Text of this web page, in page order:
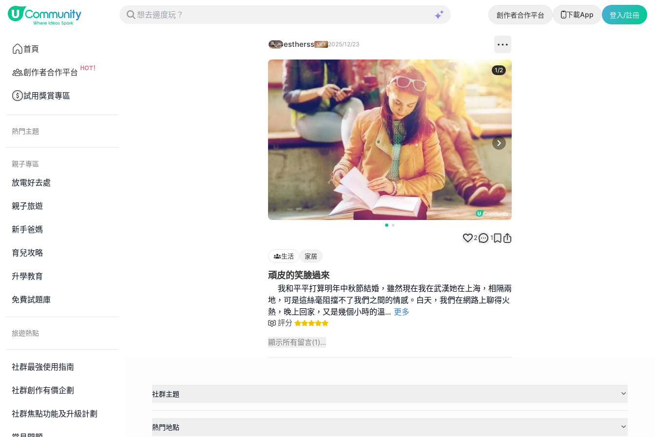
創作者合作平台 下載App 登入/註冊
首頁
創作者合作平台
試用獎賞專區
熱門主題
親子專區
放電好去處
親子旅遊
新手爸媽
育兒攻略
升學教育
免費試題庫
旅遊熱點
社群最強使用指南
社群創作有價企劃
社群焦點功能及升級計劃
estherss 2025/12/23
Next slide
1/2
2 1
生活 家居
頑皮的笑臉過來
我和平平打算明年中秋節結婚，雖然現在我在武漢她在上海，相隔兩
地，可是這絲毫阻擋不了我們之間的情感。白天，我們在網路上聊得火
熱，晚上回家，又是幾個小時的溫... 更多
評分
顯示所有留言(1)...
社群主題
熱門地點